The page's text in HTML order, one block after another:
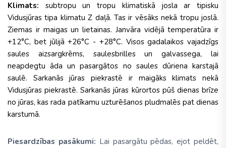
Klimats: subtropu un tropu klimatiskā josla ar tipisku
Vidusjūras tipa klimatu Z daļā. Tas ir vēsāks nekā tropu joslā.
Ziemas ir maigas un lietainas. Janvāra vidējā temperatūra ir
+12°C, bet jūlijā +26°C - +28°C. Visos gadalaikos vajadzīgs
saules aizsargkrēms, saulesbrilles un galvassega, lai
neapdegtu āda un pasargātos no saules dūriena karstajā
saulē. Sarkanās jūras piekrastē ir maigāks klimats nekā
Vidusjūras piekrastē. Sarkanās jūras kūrortos pūš dienas brīze
no jūras, kas rada patīkamu uzturēšanos pludmalēs pat dienas
karstumā.
Piesardzības pasākumi: Lai pasargātu pēdas, ejot peldēt,